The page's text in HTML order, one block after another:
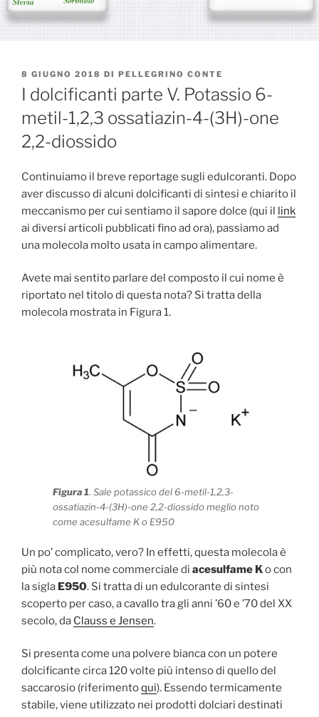
PUBBLICATO
IL
8 GIUGNO 2018 DI PELLEGRINO CONTE
I dolcificanti parte V. Potassio 6-
metil-1,2,3 ossatiazin-4-(3H)-one
2,2-diossido
Continuiamo il breve reportage sugli edulcoranti. Dopo
aver discusso di alcuni dolcificanti di sintesi e chiarito il
meccanismo per cui sentiamo il sapore dolce (qui il link
ai diversi articoli pubblicati fino ad ora), passiamo ad
una molecola molto usata in campo alimentare.
Avete mai sentito parlare del composto il cui nome è
riportato nel titolo di questa nota? Si tratta della
molecola mostrata in Figura 1.
Figura 1. Sale potassico del 6-metil-1,2,3-
ossatiazin-4-(3H)-one 2,2-diossido meglio noto
come acesulfame K o E950
Un po’ complicato, vero? In effetti, questa molecola è
più nota col nome commerciale di acesulfame Ko con
la sigla E950. Si tratta di un edulcorante di sintesi
scoperto per caso, a cavallo tra gli anni ’60 e ’70 del XX
secolo, da Clauss e Jensen.
Si presenta come una polvere bianca con un potere
dolcificante circa 120 volte più intenso di quello del
saccarosio (riferimentoqui). Essendo termicamente
stabile, viene utilizzato nei prodotti dolciari destinati